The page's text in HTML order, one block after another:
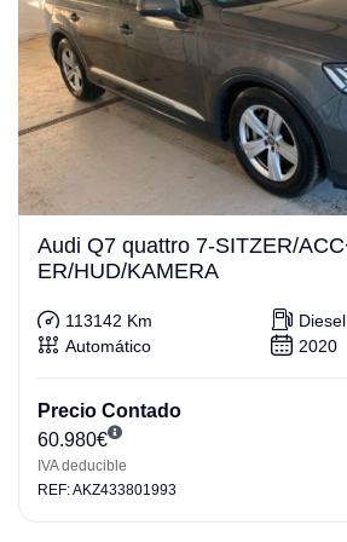
Audi Q7 quattro 7-SITZER/
ER/HUD/KAMERA
113142 Km
Diesel
Automático
2020
Precio Contado
60.980€
IVA deducible
REF: AKZ433801993